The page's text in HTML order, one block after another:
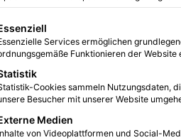
5
eine Liste der Service-Gruppen, für
Services ermöglichen
Funktionieren der Website
Cookies sammeln Nutzungsdaten,
Besucher mit unserer Website
Medien
von Videoplattformen und Social-